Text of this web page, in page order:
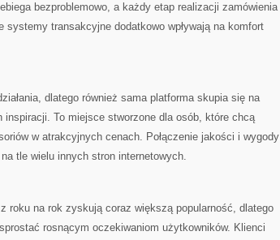
bezproblemowo, a każdy etap realizacji zamówienia
systemy transakcyjne dodatkowo wpływają na komfort
dlatego również sama platforma skupia się na
To miejsce stworzone dla osób, które chcą
w atrakcyjnych cenach. Połączenie jakości i wygody
tle wielu innych stron internetowych.
roku na rok zyskują coraz większą popularność, dlatego
rosnącym oczekiwaniom użytkowników. Klienci